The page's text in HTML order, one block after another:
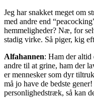
Jeg har snakket meget om
med andre end
hemmeligheder? Næ, for
stadig virke. Så piger, kig
Alfahannen: Ham der altid
andre til at grine, ham der
er mennesker som dyr
må jo have de bedste
personlighedstræk, så kan